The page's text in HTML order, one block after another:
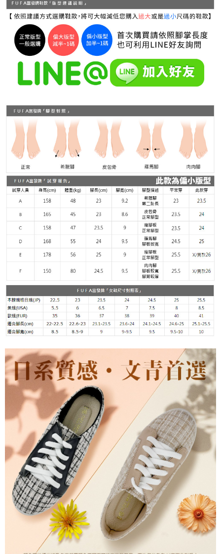
※ 交易是否成功請以「AFTEE先享後付 」之結帳頁面顯示為準，若有關於
是否繳費成功／繳費後需取消欲退款等相關疑問，請聯繫「AFTEE先享後付
【注意事項】
１．透過由恩沛科技股份有限公司提供之「AFTEE先享後付」服務完成之交
易，需依本服務之必要範圍內提供個人資料，並將交易相關給付款項請求債
權轉讓予恩沛科技股份有限公司。
２．關於個人資料處理事宜，請瀏覽以下網址：
https://aftee.tw/terms/#terms3
任。
時審查核予不同之上限額度；若仍有額度不足之情形，本公司將視審查結果
請求用戶進行身份認證。
５．嚴禁一人註冊多個帳號或使用他人資訊註冊。若發現惡意使用之情形，
恩沛科技股份有限公司將有權停止該用戶之使用額度並採取法律行動。
付款後 7-11取貨
每筆NT$70，滿NT$999(含以上)免運費
新竹物流宅配
每筆NT$90，滿NT$999(含以上)免運費
查看運費